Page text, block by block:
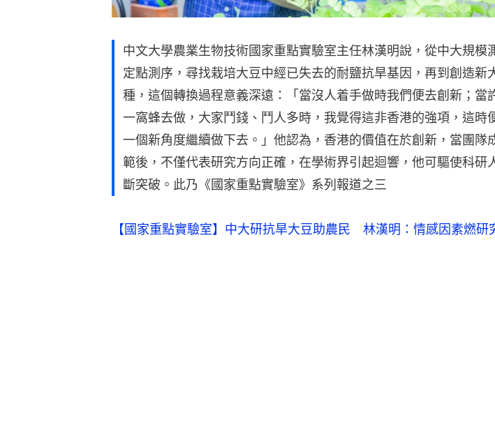
中文大學農業生物技術國家重點實驗室主任林漢明說，從中大規模
定點測序，尋找栽培大豆中經已失去的耐鹽抗旱基因，再到創造新
種，這個轉換過程意義深遠：「當沒人着手做時我們便去創新；當
一窩蜂去做，大家鬥錢、鬥人多時，我覺得這非香港的強項，這時
一個新角度繼續做下去。」他認為，香港的價值在於創新，當團隊
範後，不僅代表研究方向正確，在學術界引起迴響，他可驅使科研
斷突破。此乃《國家重點實驗室》系列報道之三
【國家重點實驗室】中大研抗旱大豆助農民　林漢明：情感因素燃研